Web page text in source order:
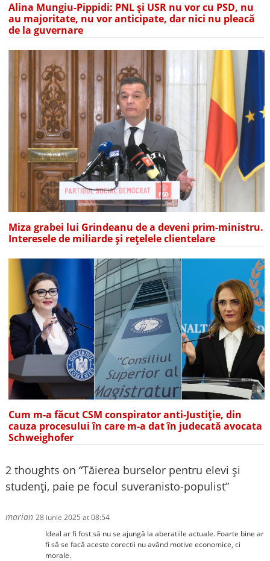
Alina Mungiu-Pippidi: PNL și USR nu vor cu PSD, nu
au majoritate, nu vor anticipate, dar nici nu pleacă
de la guvernare
Miza grabei lui Grindeanu de a deveni prim-ministru.
Interesele de miliarde și rețelele clientelare
Cum m-a făcut CSM conspirator anti-Justiție, din
cauza procesului în care m-a dat în judecată avocata
Schweighofer
2 thoughts on “Tăierea burselor pentru elevi și
studenți, paie pe focul suveranisto-populist”
marian 28 iunie 2025 at 08:54
Ideal ar fi fost să nu se ajungă la aberatiile actuale. Foarte bine ar
fi să se facă aceste corectii nu avănd motive economice, ci
morale.